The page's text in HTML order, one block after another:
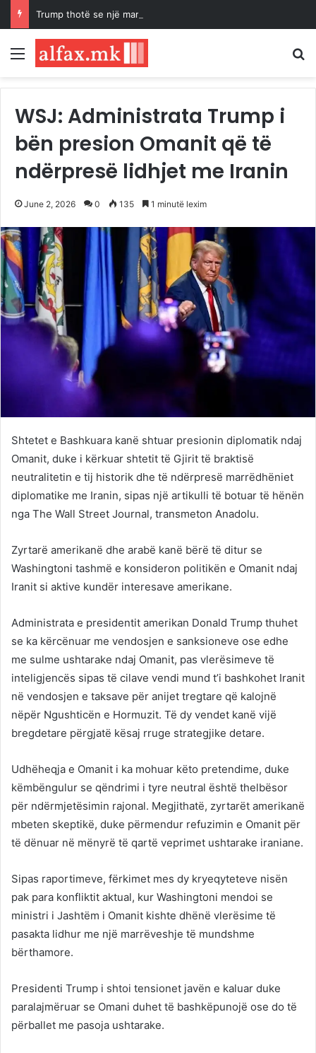
Menu
WSJ: Administrata Trump i
bën presion Omanit që të
ndërpresë lidhjet me Iranin
June 2, 2026 0 135 1 minutë lexim
Shtetet e Bashkuara kanë shtuar presionin diplomatik ndaj
Omanit, duke i kërkuar shtetit të Gjirit të braktisë
neutralitetin e tij historik dhe të ndërpresë marrëdhëniet
diplomatike me Iranin, sipas një artikulli të botuar të hënën
nga The Wall Street Journal, transmeton Anadolu.
Zyrtarë amerikanë dhe arabë kanë bërë të ditur se
Washingtoni tashmë e konsideron politikën e Omanit ndaj
Iranit si aktive kundër interesave amerikane.
Administrata e presidentit amerikan Donald Trump thuhet
se ka kërcënuar me vendosjen e sanksioneve ose edhe
me sulme ushtarake ndaj Omanit, pas vlerësimeve të
inteligjencës sipas të cilave vendi mund t’i bashkohet Iranit
në vendosjen e taksave për anijet tregtare që kalojnë
nëpër Ngushticën e Hormuzit. Të dy vendet kanë vijë
bregdetare përgjatë kësaj rruge strategjike detare.
Udhëheqja e Omanit i ka mohuar këto pretendime, duke
këmbëngulur se qëndrimi i tyre neutral është thelbësor
për ndërmjetësimin rajonal. Megjithatë, zyrtarët amerikanë
mbeten skeptikë, duke përmendur refuzimin e Omanit për
të dënuar në mënyrë të qartë veprimet ushtarake iraniane.
Sipas raportimeve, fërkimet mes dy kryeqyteteve nisën
pak para konfliktit aktual, kur Washingtoni mendoi se
ministri i Jashtëm i Omanit kishte dhënë vlerësime të
pasakta lidhur me një marrëveshje të mundshme
bërthamore.
Presidenti Trump i shtoi tensionet javën e kaluar duke
paralajmëruar se Omani duhet të bashkëpunojë ose do të
përballet me pasoja ushtarake.